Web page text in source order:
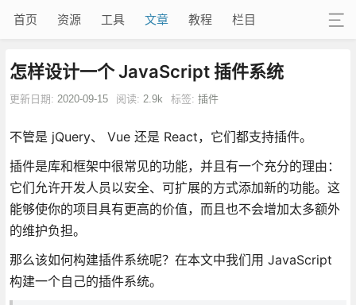
首页 资源 工具 文章 教程 栏目
怎样设计一个 JavaScript 插件系统
更新日期: 2020-09-15 阅读: 2.9k 标签: 插件
不管是 jQuery、 Vue 还是 React，它们都支持插件。
插件是库和框架中很常见的功能，并且有一个充分的理由：
它们允许开发人员以安全、可扩展的方式添加新的功能。这
能够使你的项目具有更高的价值，而且也不会增加太多额外
的维护负担。
那么该如何构建插件系统呢？在本文中我们用 JavaScript
构建一个自己的插件系统。